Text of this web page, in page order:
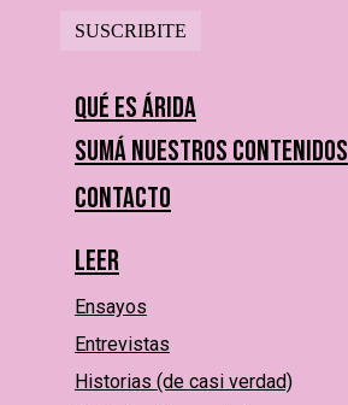
Qué es Árida
Sumá nuestros contenidos
Contacto
Leer
Ensayos
Entrevistas
Historias (de casi verdad)